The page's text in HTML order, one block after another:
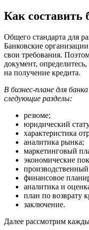
Как составить
Общего стандарта для
Банковские
свои требования.
документ,
на получение кредита.
В бизнес-плане для
следующие разделы:
резюме;
юридический
характеристика
аналитика рынка;
маркетинговый
экономические
финансовое
аналитика и
план по возврату
заключение.
Далее рассмотрим